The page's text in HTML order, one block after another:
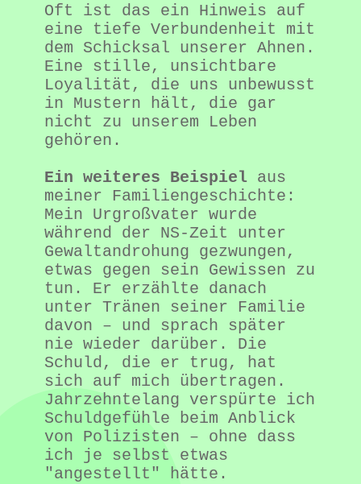
Oft ist das ein Hinweis auf
eine tiefe Verbundenheit mit
dem Schicksal unserer Ahnen.
Eine stille, unsichtbare
Loyalität, die uns unbewusst
in Mustern hält, die gar
nicht zu unserem Leben
gehören.
Ein weiteres Beispiel aus
meiner Familiengeschichte:
Mein Urgroßvater wurde
während der NS-Zeit unter
Gewaltandrohung gezwungen,
etwas gegen sein Gewissen zu
tun. Er erzählte danach
unter Tränen seiner Familie
davon – und sprach später
nie wieder darüber. Die
Schuld, die er trug, hat
sich auf mich übertragen.
Jahrzehntelang verspürte ich
Schuldgefühle beim Anblick
von Polizisten – ohne dass
ich je selbst etwas
"angestellt" hätte.